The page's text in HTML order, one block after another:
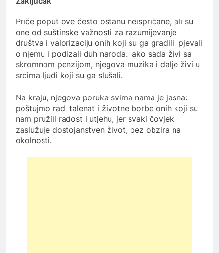
Priče poput ove često ostanu neispričane, ali su
one od suštinske važnosti za razumijevanje
društva i valorizaciju onih koji su ga gradili, pjevali
o njemu i podizali duh naroda. Iako sada živi sa
skromnom penzijom, njegova muzika i dalje živi u
srcima ljudi koji su ga slušali.
Na kraju, njegova poruka svima nama je jasna:
poštujmo rad, talenat i životne borbe onih koji su
nam pružili radost i utjehu, jer svaki čovjek
zaslužuje dostojanstven život, bez obzira na
okolnosti.